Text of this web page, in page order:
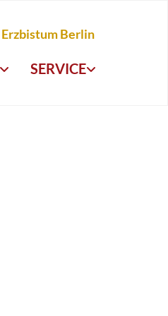
Erzbistum Berlin
SERVICE